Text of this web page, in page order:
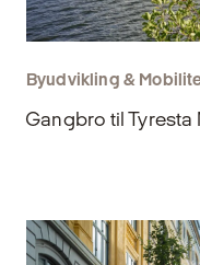
Byudvikling &
Gangbro til